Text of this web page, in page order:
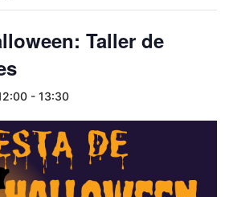
Taller de
- 13:30